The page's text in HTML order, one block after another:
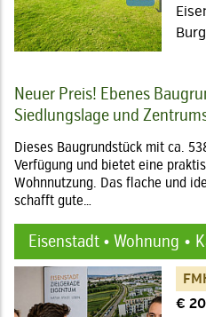
Neuer Preis! Ebenes
Siedlungslage und
Dieses Baugrundstück mit ca.
Verfügung und bietet eine
Wohnnutzung. Das flache und
schafft gute…
Eisenstadt • Wohnung
€